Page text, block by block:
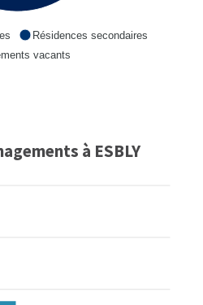
Résidences secondaires
vacants
à ESBLY